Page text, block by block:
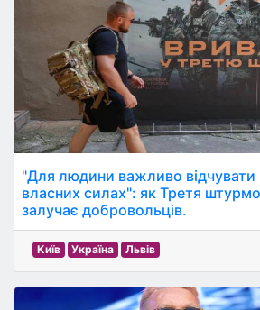
"Для людини важливо відчувати
власних силах": як Третя
залучає добровольців.
Київ Україна Львів